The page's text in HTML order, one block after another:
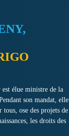
élue ministre de la
son mandat, elle
tous, ose des projets de
les droits des